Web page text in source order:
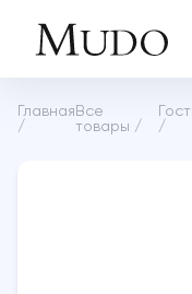
Главная
/
Все
товары /
/